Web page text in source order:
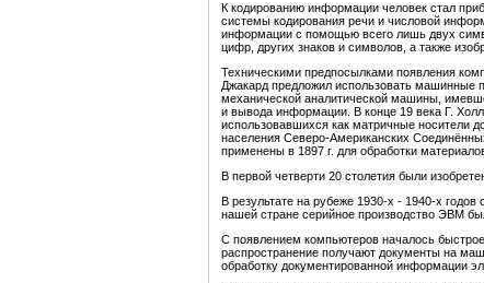
К кодированию информации человек стал
системы кодирования речи и числовой
информации с помощью всего лишь двух
цифр, других знаков и символов, а также
Техническими предпосылками появления
Джакард предложил использовать машинные
механической аналитической машины,
и вывода информации. В конце 19 века Г.
использовавшихся как матричные носители
населения Северо-Американских
применены в 1897 г. для обработки
В первой четверти 20 столетия были
В результате на рубеже 1930-х - 1940-х
нашей стране серийное производство ЭВМ
С появлением компьютеров началось
распространение получают документы на
обработку документированной информации